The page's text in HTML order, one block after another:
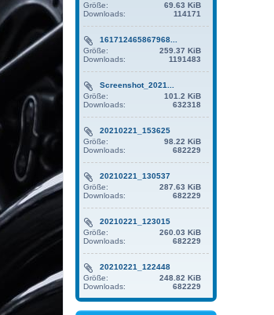
Größe:
69.63 KiB
Downloads:
114171
161712465867968...
Größe:
259.37 KiB
Downloads:
1191483
Screenshot_2021...
Größe:
101.2 KiB
Downloads:
632318
20210221_153625
Größe:
98.22 KiB
Downloads:
682229
20210221_130537
Größe:
287.63 KiB
Downloads:
682229
20210221_123015
Größe:
260.03 KiB
Downloads:
682229
20210221_122448
Größe:
248.82 KiB
Downloads:
682229